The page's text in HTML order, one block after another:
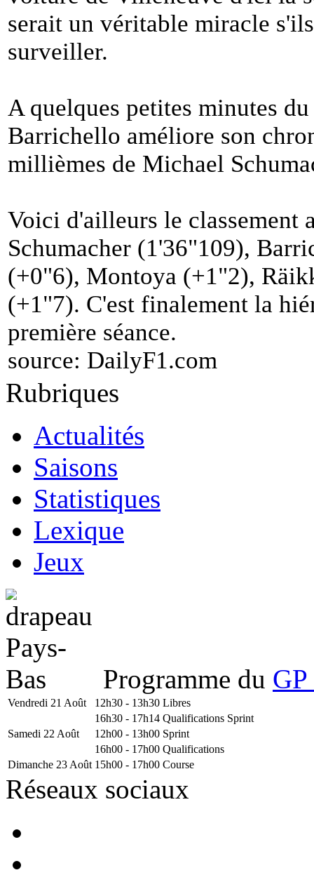
serait un véritable miracle
surveiller.
A quelques petites minutes
Barrichello améliore son
millièmes de Michael
Voici d'ailleurs le
Schumacher (1'36"109),
(+0"6), Montoya (+1"2),
(+1"7). C'est finalement la
première séance.
source: DailyF1.com
Rubriques
Actualités
Saisons
Statistiques
Lexique
Jeux
Programme du
Vendredi 21 Août 12h30 - 13h30 Libres
16h30 - 17h14 Qualifications Sprint
Samedi 22 Août
12h00 - 13h00 Sprint
16h00 - 17h00 Qualifications
Dimanche 23 Août 15h00 - 17h00 Course
Réseaux sociaux